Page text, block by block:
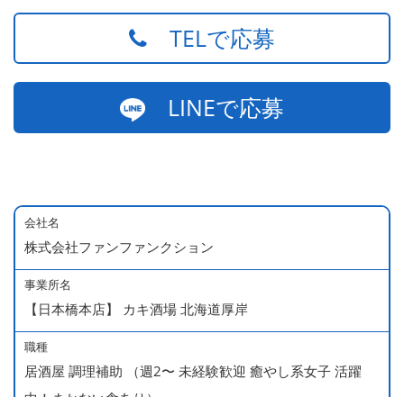
TELで応募
LINEで応募
会社名
株式会社ファンファンクション
事業所名
【日本橋本店】 カキ酒場 北海道厚岸
職種
居酒屋 調理補助 （週2〜 未経験歓迎 癒やし系女子 活躍